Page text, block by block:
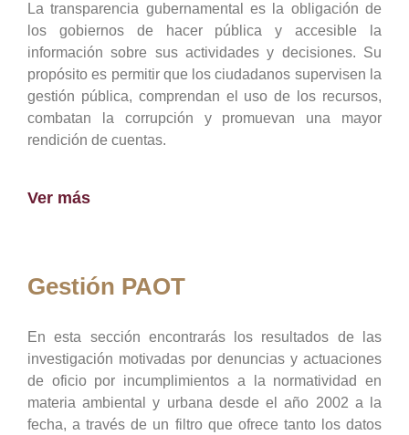
La transparencia gubernamental es la obligación de
los gobiernos de hacer pública y accesible la
información sobre sus actividades y decisiones. Su
propósito es permitir que los ciudadanos supervisen la
gestión pública, comprendan el uso de los recursos,
combatan la corrupción y promuevan una mayor
rendición de cuentas.
Ver más
Gestión PAOT
En esta sección encontrarás los resultados de las
investigación motivadas por denuncias y actuaciones
de oficio por incumplimientos a la normatividad en
materia ambiental y urbana desde el año 2002 a la
fecha, a través de un filtro que ofrece tanto los datos